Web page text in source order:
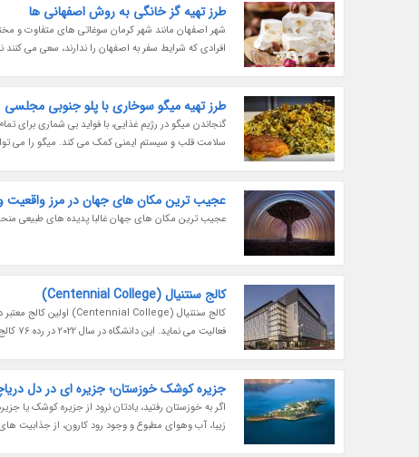
طرز تهیه گز خانگی به روش اصفهانی ها
شهر اصفهان مانند شهر کرمان سوغاتی های متفاوت و
افرادی که شرایط سفر به اصفهان را ندارند، سعی می کنند
طرز تهیه میگو سوخاری با پلو جنوبی مجلسی
گنجاندن میگو در رژیم غذایی، با فواید بی شماری برای
سلامت قلب و سیستم ایمنی کمک می کند. میگو را می
عجیب ترین مکان های جهان در مرز واقعیت و
عجیب ترین مکان های جهان غالبا پدیده های طبیعی
کالج سنتنیال (Centennial College)
فعالیت می نماید. این دانشگاه در سال 2022 در رده 76 کالج های پژوهشی برتر کانادا و رتبه 4 کالج های شهر تورنتو قرار گرفته...
جزیره کوشک خوزستان؛ جزیره ای در دل
اگر به خوزستان رفتید، یادتان نرود از جزیره کوشک یا
زیبا، آب وهوای مطبوع و وجود رود کارون، از جذابیت